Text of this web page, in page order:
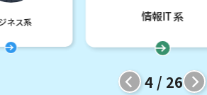
報IT系
ゲーム・CG
・デザイン系
5 / 26